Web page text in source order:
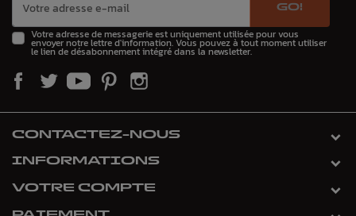
GO!
Votre adresse de messagerie est uniquement utilisée pour vous
envoyer notre lettre d'information. Vous pouvez à tout moment utiliser
le lien de désabonnement intégré dans la newsletter.
CONTACTEZ-NOUS
INFORMATIONS
VOTRE COMPTE